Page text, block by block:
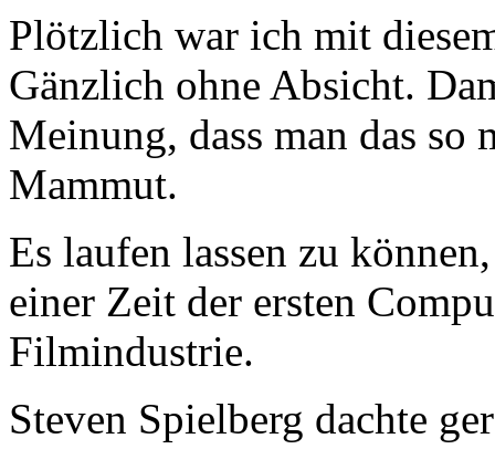
Plötzlich war ich mit
Gänzlich ohne Absicht.
Meinung, dass man das so
Mammut.
Es laufen lassen zu
einer Zeit der ersten
Filmindustrie.
Steven Spielberg dachte